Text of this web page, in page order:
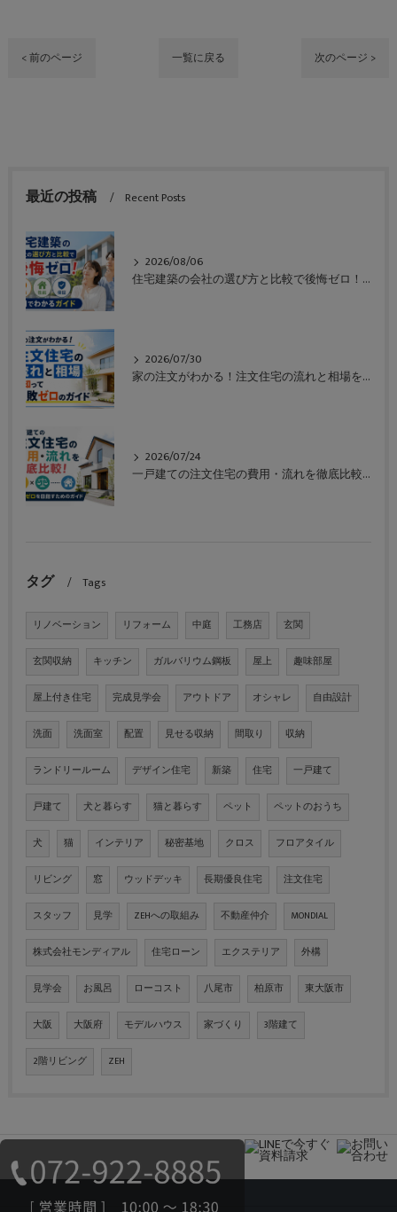
< 前のページ 一覧に戻る 次のページ >
最近の投稿 Recent Posts
2026/08/06
住宅建築の会社の選び方と比較で後悔ゼロ！価格や性能や保証も一目でわかるガイド
2026/07/30
家の注文がわかる！注文住宅の流れと相場を知って失敗ゼロのガイド
2026/07/24
一戸建ての注文住宅の費用・流れを徹底比較！失敗ゼロを目指すためのガイド
タグ Tags
リノベーション リフォーム 中庭 工務店 玄関
玄関収納 キッチン ガルバリウム鋼板 屋上 趣味部屋
屋上付き住宅 完成見学会 アウトドア オシャレ 自由設計
洗面 洗面室 配置 見せる収納 間取り 収納
ランドリールーム デザイン住宅 新築 住宅 一戸建て
戸建て 犬と暮らす 猫と暮らす ペット ペットのおうち
犬 猫 インテリア 秘密基地 クロス フロアタイル
リビング 窓 ウッドデッキ 長期優良住宅 注文住宅
スタッフ 見学 ZEHへの取組み 不動産仲介 MONDIAL
株式会社モンディアル 住宅ローン エクステリア 外構
見学会 お風呂 ローコスト 八尾市 柏原市 東大阪市
大阪 大阪府 モデルハウス 家づくり 3階建て
2階リビング ZEH